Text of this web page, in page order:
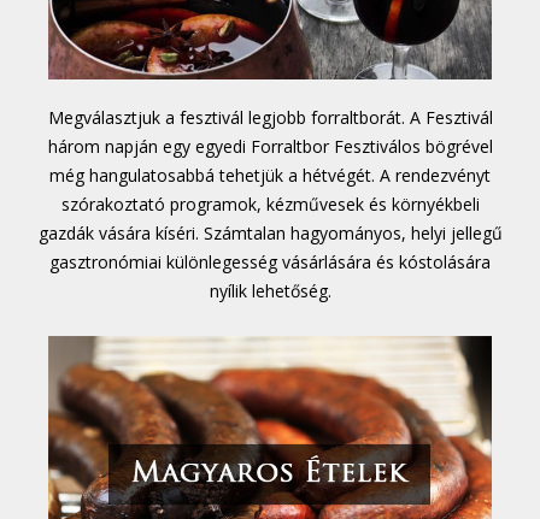
Megválasztjuk a fesztivál legjobb forraltborát. A Fesztivál
három napján egy egyedi Forraltbor Fesztiválos bögrével
még hangulatosabbá tehetjük a hétvégét. A rendezvényt
szórakoztató programok, kézművesek és környékbeli
gazdák vására kíséri. Számtalan hagyományos, helyi jellegű
gasztronómiai különlegesség vásárlására és kóstolására
nyílik lehetőség.